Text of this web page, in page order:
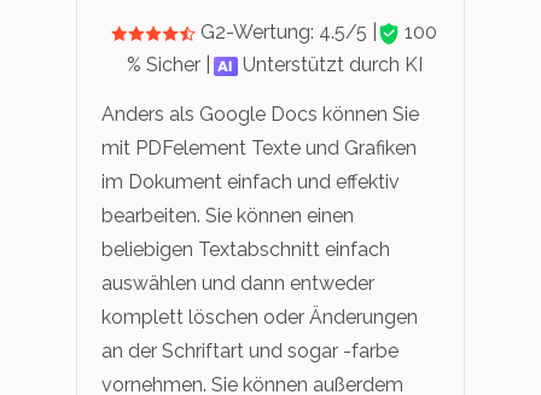
G2-Wertung: 4.5/5 |
100
% Sicher |
Unterstützt durch KI
Anders als Google Docs können Sie
mit PDFelement Texte und Grafiken
im Dokument einfach und effektiv
bearbeiten. Sie können einen
beliebigen Textabschnitt einfach
auswählen und dann entweder
komplett löschen oder Änderungen
an der Schriftart und sogar -farbe
vornehmen. Sie können außerdem